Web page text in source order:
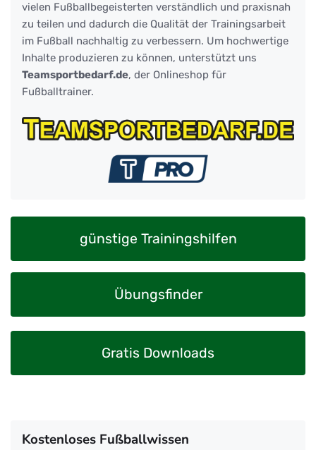
vielen Fußballbegeisterten verständlich und praxisnah
zu teilen und dadurch die Qualität der Trainingsarbeit
im Fußball nachhaltig zu verbessern. Um hochwertige
Inhalte produzieren zu können, unterstützt uns
Teamsportbedarf.de, der Onlineshop für
Fußballtrainer.
günstige Trainingshilfen
Übungsfinder
Gratis Downloads
Kostenloses Fußballwissen